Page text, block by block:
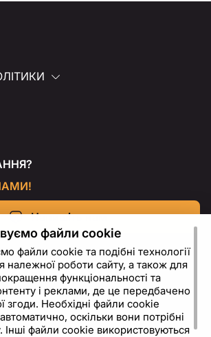
Напишіть нам
файли cookie
файли cookie та подібні технології
належної роботи сайту, а також для
функціональності та
і реклами, де це передбачено
згоди. Необхідні файли cookie
оскільки вони потрібні
Інші файли cookie використовуються